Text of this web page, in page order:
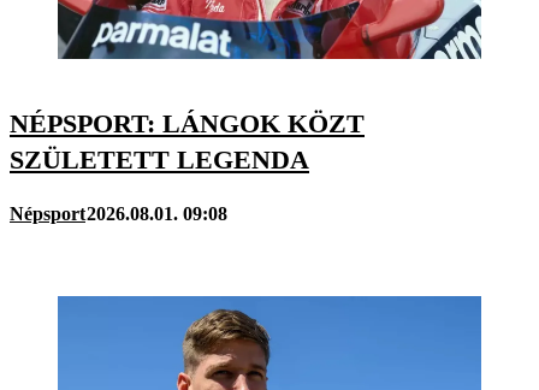
NÉPSPORT: LÁNGOK KÖZT
SZÜLETETT LEGENDA
Népsport2026.08.01. 09:08